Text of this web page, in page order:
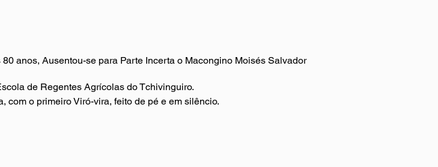
anos, Ausentou-se para Parte Incerta o Macongino Moisés Salvador
de Regentes Agrícolas do Tchivinguiro.
, com o primeiro Viró-vira, feito de pé e em silêncio.